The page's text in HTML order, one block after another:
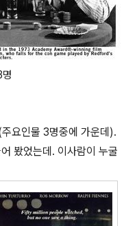
요인물 3명중에 가운데).
봤었는데. 이사람이 누굴